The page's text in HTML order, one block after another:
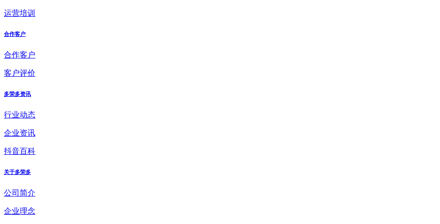
运营培训
合作客户
合作客户
客户评价
多荣多资讯
行业动态
企业资讯
抖音百科
关于多荣多
公司简介
企业理念